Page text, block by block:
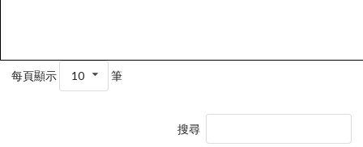
每頁顯示 10 筆
搜尋